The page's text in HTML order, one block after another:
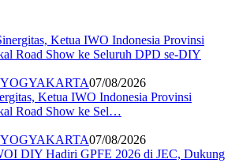
07/08/2026
Ketua IWO Indonesia Provinsi
Road Show ke Sel…
07/08/2026
DIY Hadiri GPFE 2026 di JEC, Dukung